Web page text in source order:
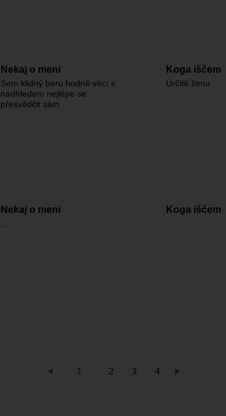
Nekaj o meni
Sem klidný beru hodně věcí s
nadhledem nejlépe se
přesvědčit sám
Koga iščem
Určitě ženu
Nekaj o meni Koga iščem
1 2 3 4